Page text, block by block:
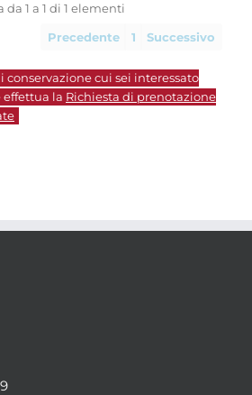
da 1 a 1 di 1 elementi
Precedente 1 Successivo
cui sei interessato
effettua la Richiesta di prenotazione